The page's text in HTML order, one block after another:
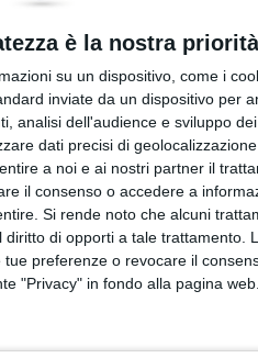
è la nostra priorità
su un dispositivo, come i
inviate da un dispositivo per
analisi dell'audience e sviluppo dei
dati precisi di
a noi e ai nostri partner il
il consenso o accedere a
Si rende noto che alcuni
di opporti a tale trattamento.
preferenze o revocare il
"Privacy" in fondo alla pagina web.